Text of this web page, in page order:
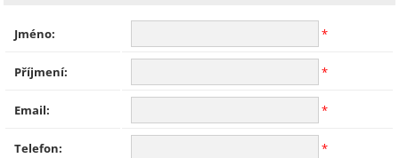
Jméno: *
Příjmení: *
Email: *
Telefon: *